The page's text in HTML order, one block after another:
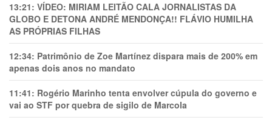
13:21: VÍDEO: MIRIAM LEITÃO CALA JORNALISTAS DA
GLOBO E DETONA ANDRÉ MENDONÇA!! FLÁVIO HUMILHA
AS PRÓPRIAS FILHAS
12:34: Patrimônio de Zoe Martínez dispara mais de 200% em
apenas dois anos no mandato
11:41: Rogério Marinho tenta envolver cúpula do governo e
vai ao STF por quebra de sigilo de Marcola